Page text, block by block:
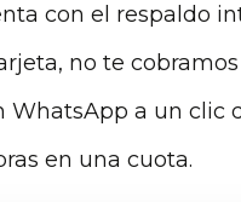
con el respaldo
no te
WhatsApp a un clic
en una cuota.